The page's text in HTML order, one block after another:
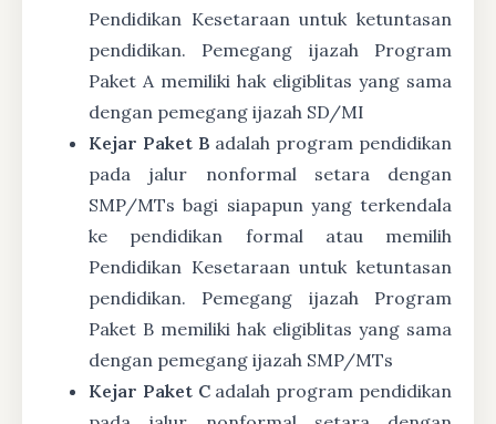
Pendidikan Kesetaraan untuk ketuntasan
pendidikan. Pemegang ijazah Program
Paket A memiliki hak eligiblitas yang sama
dengan pemegang ijazah SD/MI
Kejar Paket B adalah program pendidikan
pada jalur nonformal setara dengan
SMP/MTs bagi siapapun yang terkendala
ke pendidikan formal atau memilih
Pendidikan Kesetaraan untuk ketuntasan
pendidikan. Pemegang ijazah Program
Paket B memiliki hak eligiblitas yang sama
dengan pemegang ijazah SMP/MTs
Kejar Paket Cadalah program pendidikan